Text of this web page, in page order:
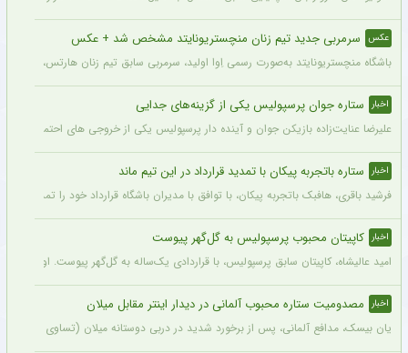
عکس سرمربی جدید تیم زنان منچستریونایتد مشخص شد + عکس
باشگاه منچستریونایتد به‌صورت رسمی اِوا اولید، سرمربی سابق تیم زنان هارتس، را
اخبار ستاره جوان پرسپولیس یکی از گزینه‌های جدایی
علیرضا عنایت‌زاده بازیکن جوان و آینده دار پرسپولیس یکی از خروجی های احتمالی
اخبار ستاره باتجربه پیکان با تمدید قرارداد در این تیم ماند
فرشید باقری، هافبک باتجربه پیکان، با توافق با مدیران باشگاه قرارداد خود را تمدید
اخبار کاپیتان محبوب پرسپولیس به گل‌گهر پیوست
امید عالیشاه، کاپیتان سابق پرسپولیس، با قراردادی یک‌ساله به گل‌گهر پیوست. او
اخبار مصدومیت ستاره محبوب آلمانی در دیدار اینتر مقابل میلان
یان بیسک، مدافع آلمانی، پس از برخورد شدید در دربی دوستانه میلان (تساوی ۱-۱) از ناحیه پشت سر آسیب دید.